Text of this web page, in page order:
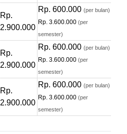
Rp.
2.900.000
Rp. 600.000 (per bulan)
Rp. 3.600.000 (per
semester)
Rp.
2.900.000
Rp. 600.000 (per bulan)
Rp. 3.600.000 (per
semester)
Rp.
2.900.000
Rp. 600.000 (per bulan)
Rp. 3.600.000 (per
semester)